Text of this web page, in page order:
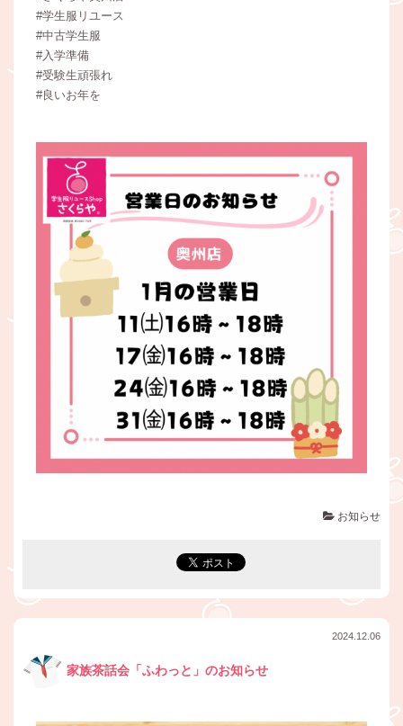
#学生服リユース
#中古学生服
#入学準備
#受験生頑張れ
#良いお年を
お知らせ
2024.12.06
家族茶話会「ふわっと」のお知らせ